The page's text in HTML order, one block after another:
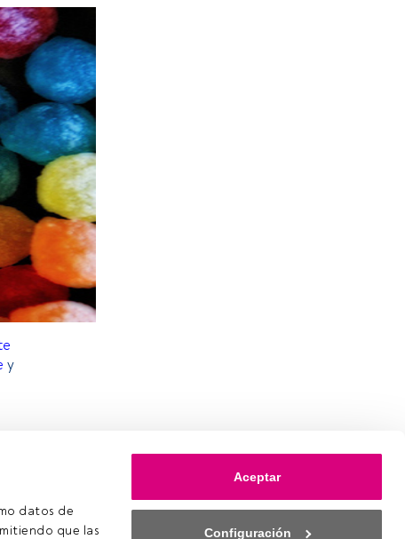
datos de
que las
Aceptar
Configuración
y